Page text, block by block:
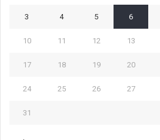
3 4 5 6
10 11 12 13
17 18 19 20
24 25 26 27
31